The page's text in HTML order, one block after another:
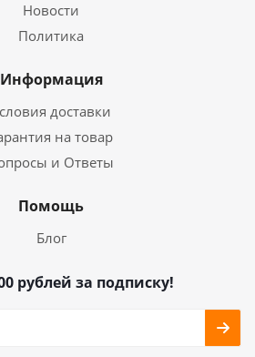
Новости
Политика
Информация
доставки
на товар
и Ответы
Помощь
Блог
рублей за подписку!